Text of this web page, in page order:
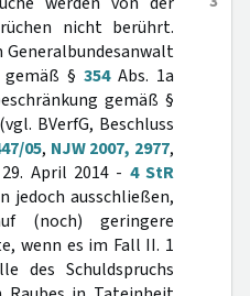
nicht berührt.
gemäß § 354Abs. 1a
gemäß §
BVerfG, Beschluss
05, NJW 2007, 2977,
April 2014 - 4 StR
jedoch ausschließen,
(noch) geringere
wenn es im Fall II. 1
des Schuldspruchs